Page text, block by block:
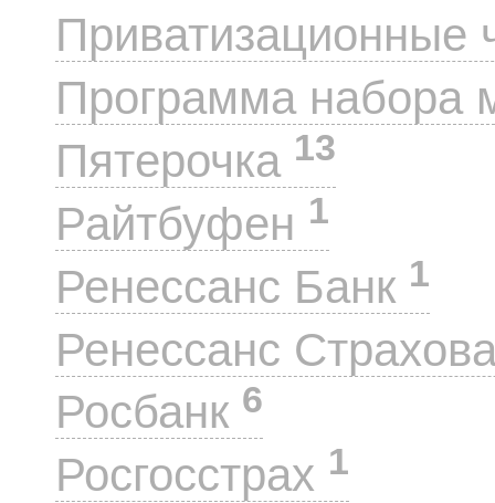
Приватизационные
Программа набора
Пятерочка 13
Райтбуфен 1
Ренессанс Банк 1
Ренессанс
Росбанк 6
Росгосстрах 1